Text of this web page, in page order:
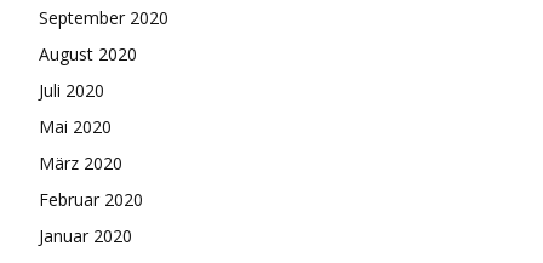
September 2020
August 2020
Juli 2020
Mai 2020
März 2020
Februar 2020
Januar 2020